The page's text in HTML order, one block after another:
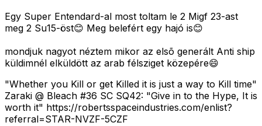
Egy Super Entendard-al most toltam le 2 Migf 23-ast
meg 2 Su15-öst😊 Meg belefért egy hajó is😊
mondjuk nagyot néztem mikor az elsõ generált Anti ship
küldimnél elküldött az arab félsziget közepére😄
"Whether you Kill or get Killed it is just a way to Kill time"
Zaraki @ Bleach #36 SC SQ42: "Give in to the Hype, It is
worth it" https://robertsspaceindustries.com/enlist?
referral=STAR-NVZF-5CZF